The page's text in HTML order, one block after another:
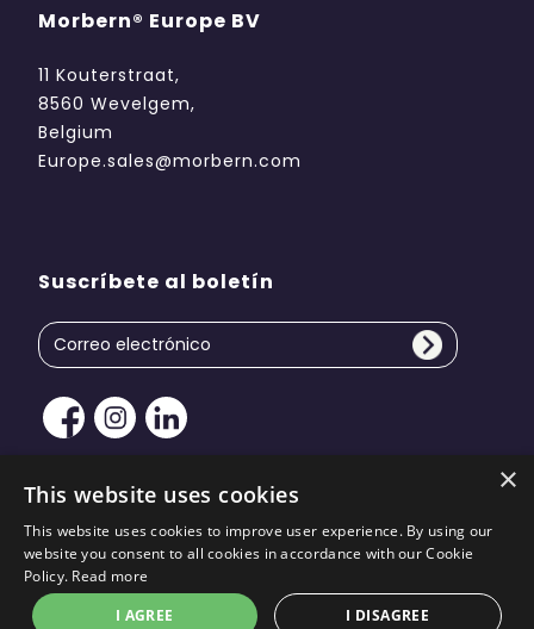
Morbern® Europe BV
11 Kouterstraat,
8560 Wevelgem,
Belgium
Europe.sales@morbern.com
Suscríbete al boletín
Derechos de autor © 2026 Morbern Europe.
Reservados todos los derechos | Diseño del sitio por
KiiRO Creative
×
This website uses cookies
This website uses cookies to improve user experience. By using our
website you consent to all cookies in accordance with our Cookie
Policy. Read more
I AGREE
I DISAGREE